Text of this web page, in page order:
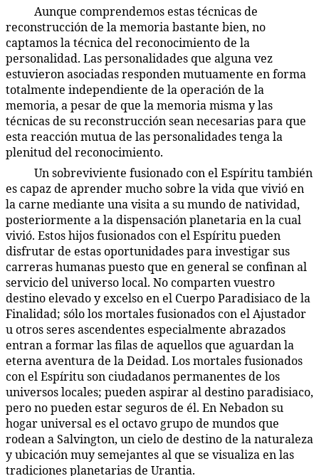
Aunque comprendemos estas técnicas de
reconstrucción de la memoria bastante bien, no
captamos la técnica del reconocimiento de la
personalidad. Las personalidades que alguna vez
estuvieron asociadas responden mutuamente en forma
totalmente independiente de la operación de la
memoria, a pesar de que la memoria misma y las
técnicas de su reconstrucción sean necesarias para que
esta reacción mutua de las personalidades tenga la
plenitud del reconocimiento.
Un sobreviviente fusionado con el Espíritu también
es capaz de aprender mucho sobre la vida que vivió en
la carne mediante una visita a su mundo de natividad,
posteriormente a la dispensación planetaria en la cual
vivió. Estos hijos fusionados con el Espíritu pueden
disfrutar de estas oportunidades para investigar sus
carreras humanas puesto que en general se confinan al
servicio del universo local. No comparten vuestro
destino elevado y excelso en el Cuerpo Paradisiaco de la
Finalidad; sólo los mortales fusionados con el Ajustador
u otros seres ascendentes especialmente abrazados
entran a formar las filas de aquellos que aguardan la
eterna aventura de la Deidad. Los mortales fusionados
con el Espíritu son ciudadanos permanentes de los
universos locales; pueden aspirar al destino paradisiaco,
pero no pueden estar seguros de él. En Nebadon su
hogar universal es el octavo grupo de mundos que
rodean a Salvington, un cielo de destino de la naturaleza
y ubicación muy semejantes al que se visualiza en las
tradiciones planetarias de Urantia.